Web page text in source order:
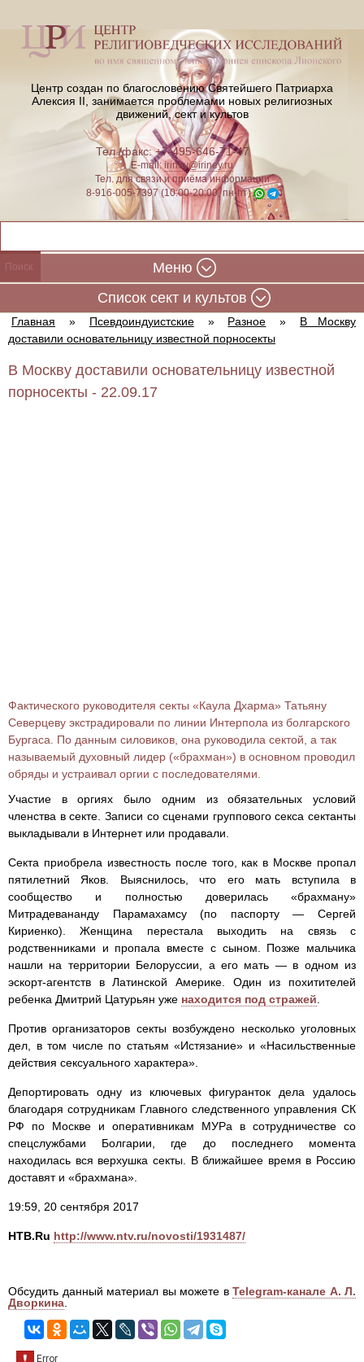
Центр создан по благословению Святейшего Патриарха
Алексия II, занимается проблемами новых религиозных
движений, сект и культов
Тел./факс: +7-495-646-71-47
E-mail:iriney@iriney.ru
Тел. для связи и приёма информации
8-916-005-7397 (10:00-20:00, пн-пт)
Меню
Cписок сект и культов
Главная » Псевдоиндуистские » Разное »
В Москву
доставили основательницу известной порносекты
В Москву доставили основательницу известной
порносекты - 22.09.17
Фактического руководителя секты «Каула Дхарма» Татьяну
Северцеву экстрадировали по линии Интерпола из болгарского
Бургаса. По данным силовиков, она руководила сектой, а так
называемый духовный лидер («брахман») в основном проводил
обряды и устраивал оргии с последователями.
Участие в оргиях было одним из обязательных условий
членства в секте. Записи со сценами группового секса сектанты
выкладывали в Интернет или продавали.
Секта приобрела известность после того, как в Москве пропал
пятилетний Яков. Выяснилось, что его мать вступила в
сообщество и полностью доверилась «брахману»
Митрадевананду Парамахамсу (по паспорту — Сергей
Кириенко). Женщина перестала выходить на связь с
родственниками и пропала вместе с сыном. Позже мальчика
нашли на территории Белоруссии, а его мать — в одном из
эскорт-агентств в Латинской Америке. Один из похитителей
ребенка Дмитрий Цатурьян уже находится под стражей
Против организаторов секты возбуждено несколько уголовных
дел, в том числе по статьям «Истязание» и «Насильственные
действия сексуального характера».
Депортировать одну из ключевых фигуранток дела удалось
благодаря сотрудникам Главного следственного управления СК
РФ по Москве и оперативникам МУРа в сотрудничестве со
спецслужбами Болгарии, где до последнего момента
находилась вся верхушка секты. В ближайшее время в Россию
доставят и «брахмана».
19:59, 20 сентября 2017
НТВ.Ru http://www.ntv.ru/novosti/1931487/
Обсудить данный материал вы можете в Telegram-канале А. Л.
Дворкина